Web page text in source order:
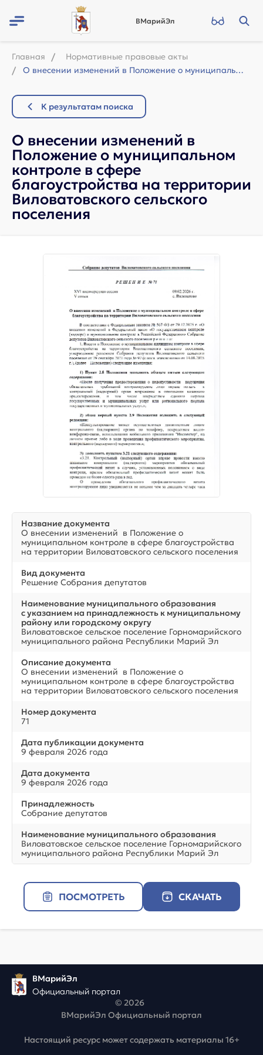
ВМарийЭл
Главная
Нормативные правовые акты
О внесении изменений в Положение о муниципальном контроле в сфере благоустройст...
К результатам поиска
О внесении изменений в
Положение о муниципальном
контроле в сфере
благоустройства на территории
Виловатовского сельского
поселения
Название документа
О внесении изменений в Положение о
муниципальном контроле в сфере благоустройства
на территории Виловатовского сельского поселения
Вид документа
Решение Собрания депутатов
Наименование муниципального образования
с указанием на принадлежность к муниципальному
району или городскому округу
Виловатовское сельское поселение Горномарийского
муниципального района Республики Марий Эл
Описание документа
О внесении изменений в Положение о
муниципальном контроле в сфере благоустройства
на территории Виловатовского сельского поселения
Номер документа
71
Дата публикации документа
9 февраля 2026 года
Дата документа
9 февраля 2026 года
Принадлежность
Собрание депутатов
Наименование муниципального образования
Виловатовское сельское поселение Горномарийского
муниципального района Республики Марий Эл
ПОСМОТРЕТЬ СКАЧАТЬ
ВМарийЭл
Официальный портал
© 2026
ВМарийЭл Официальный портал
Настоящий ресурс может содержать материалы 16+